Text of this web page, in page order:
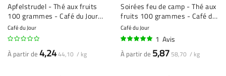
Apfelstrudel - Thé aux fruits
100 grammes - Café du Jour
thé en vrac
Café du Jour
À partir de 4,2444,10 / kg
Soirées feu de camp - Thé aux
fruits 100 grammes - Café du
Jour thé en vrac
Café du Jour
1 Avis
À partir de 5,87 58,70 / kg